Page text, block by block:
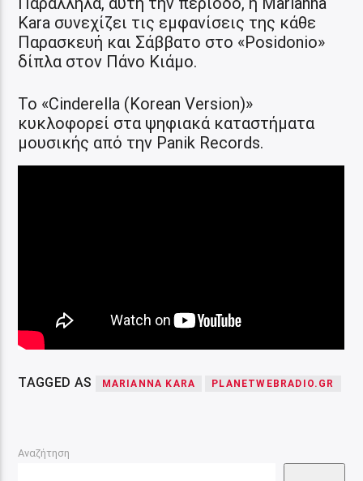
Kara συνεχίζει τις εμφανίσεις της κάθε
Παρασκευή και Σάββατο στο «Posidonio»
δίπλα στον Πάνο Κιάμο.
Το «Cinderella (Korean Version)»
κυκλοφορεί στα ψηφιακά καταστήματα
μουσικής από την Panik Records.
TAGGED AS MARIANNA KARA PLANETWEBRADIO.GR
Αναζήτηση